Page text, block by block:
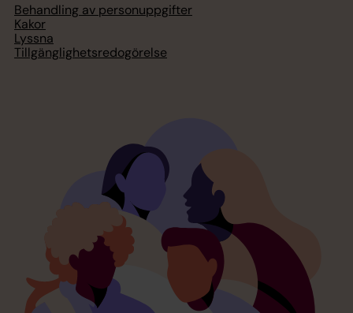
Behandling av personuppgifter
Kakor
Lyssna
Tillgänglighetsredogörelse